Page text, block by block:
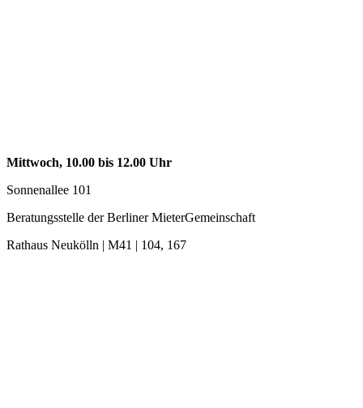
Mittwoch, 10.00 bis 12.00 Uhr
Sonnenallee 101
Beratungsstelle der Berliner MieterGemeinschaft
Rathaus Neukölln | M41 | 104, 167